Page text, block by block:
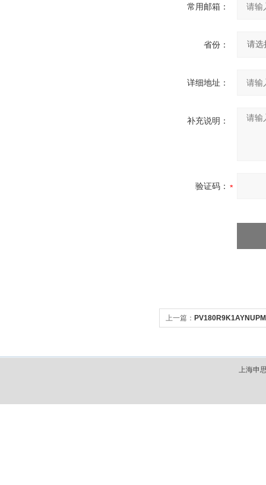
常用邮箱：
省份：
详细地址：
补充说明：
验证码：
上一篇：
上海申